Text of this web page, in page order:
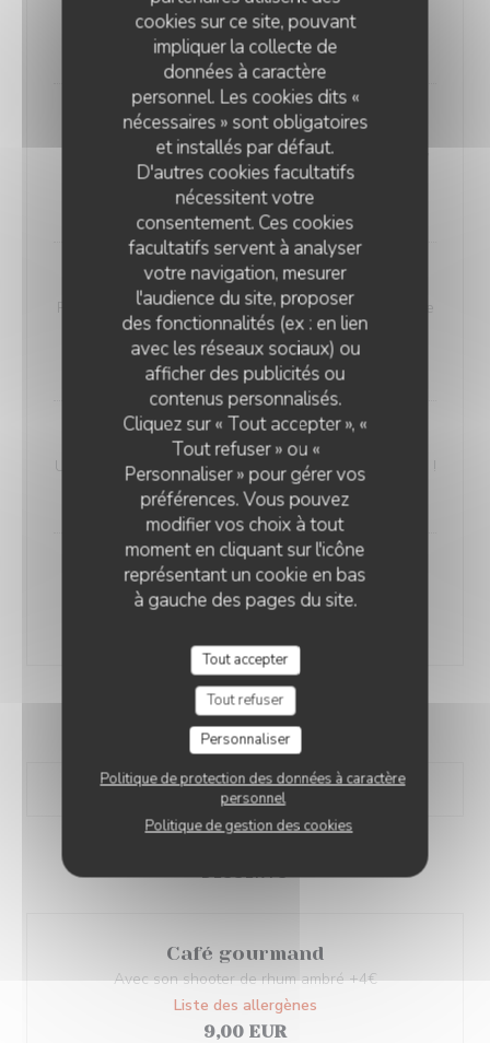
cookies sur ce site, pouvant
impliquer la collecte de
données à caractère
personnel. Les cookies dits «
nécessaires » sont obligatoires
et installés par défaut.
D'autres cookies facultatifs
nécessitent votre
consentement. Ces cookies
facultatifs servent à analyser
votre navigation, mesurer
l'audience du site, proposer
des fonctionnalités (ex : en lien
avec les réseaux sociaux) ou
afficher des publicités ou
contenus personnalisés.
Cliquez sur « Tout accepter », «
Tout refuser » ou «
Personnaliser » pour gérer vos
préférences. Vous pouvez
modifier vos choix à tout
moment en cliquant sur l'icône
représentant un cookie en bas
à gauche des pages du site.
Tout accepter
Tout refuser
Personnaliser
Politique de protection des données à caractère
personnel
Politique de gestion des cookies
Liste des allergènes
24,00 EUR
Sandwich bouchon
Bouchon porc combava maison, achards de légumes,
sauce chien pimentée ou non. Midi uniquement
8,00 EUR
Sandwich Rougail
Rougail saucisses fumées, achards de légumes, sauce
chien pimentée ou non. Midi uniquement
8,00 EUR
Suggestion de Nono
Un plat signature du chef qui change chaque semaine !
17,00 EUR
Cari Gambas
Liste des allergènes
SALADES
DESSERTS
Café gourmand
Avec son shooter de rhum ambré +4€
Liste des allergènes
9,00 EUR